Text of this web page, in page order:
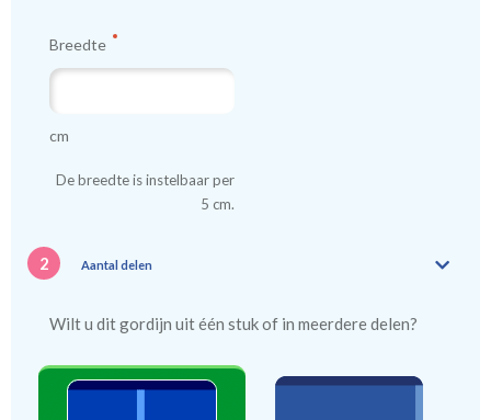
Breedte
cm
De breedte is instelbaar per
5 cm.
2 Aantal delen
Wilt u dit gordijn uit één stuk of in meerdere delen?